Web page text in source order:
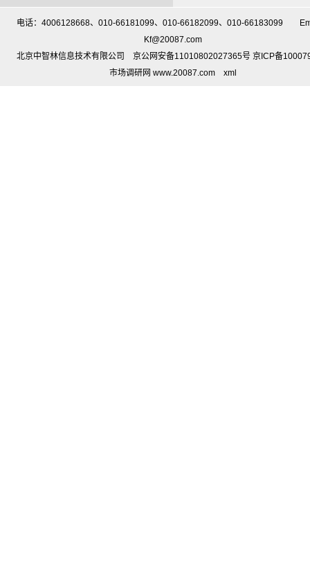
电话：4006128668、010-66181099、010-66182099、010-66183099
Kf@20087.com
北京中智林信息技术有限公司 京公网安备11010802027365号 京ICP备
市场调研网 www.20087.com
xml